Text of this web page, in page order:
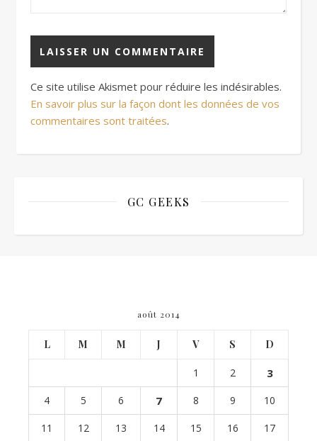
Ce site utilise Akismet pour réduire les indésirables.
En savoir plus sur la façon dont les données de vos
commentaires sont traitées.
GC GEEKS
août 2014
L M M J V S D
1 2 3
4 5 6 7 8 9 10
11 12 13 14 15 16 17